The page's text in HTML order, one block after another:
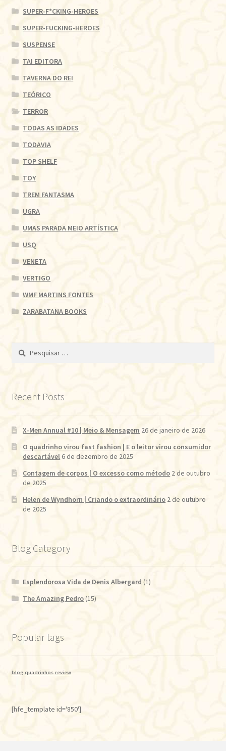
SUPER-F*CKING-HEROES
SUPER-FUCKING-HEROES
SUSPENSE
TAI EDITORA
TAVERNA DO REI
TEÓRICO
TERROR
TODAS AS IDADES
TODAVIA
TOP SHELF
TOY
TREM FANTASMA
UGRA
UMAS PARADA MEIO ARTÍSTICA
USQ
VENETA
VERTIGO
WMF MARTINS FONTES
ZARABATANA BOOKS
Pesquisar
Recent Posts
X-Men Annual #10 | Meio & Mensagem 26 de janeiro de 2026
O quadrinho virou fast fashion | E o leitor virou consumidor
descartável 6 de dezembro de 2025
Contagem de corpos | O excesso como método 2 de outubro
de 2025
Helen de Wyndhorn | Criando o extraordinário 2 de outubro
de 2025
Blog Category
Esplendorosa Vida de Denis Albergard (1)
The Amazing Pedro(15)
Popular tags
blog quadrinhos review
[hfe_template id='850']